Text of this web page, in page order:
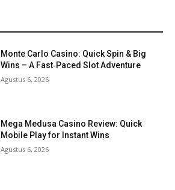
Monte Carlo Casino: Quick Spin & Big
Wins – A Fast‑Paced Slot Adventure
Agustus 6, 2026
Mega Medusa Casino Review: Quick
Mobile Play for Instant Wins
Agustus 6, 2026